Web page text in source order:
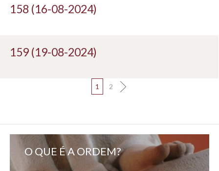
158 (16-08-2024)
159 (19-08-2024)
1 2
O QUE É A ORDEM?